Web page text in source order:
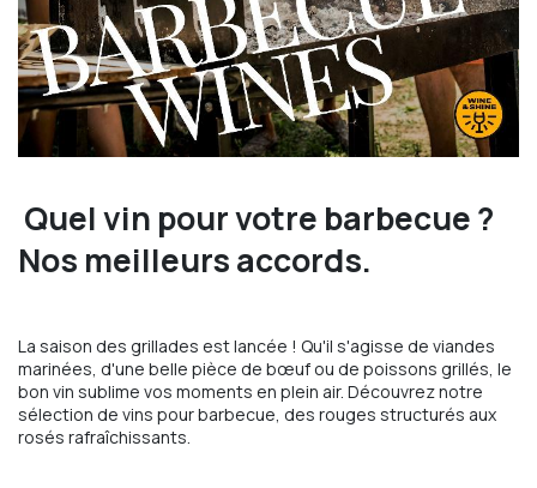
Quel vin pour votre barbecue ?
Nos meilleurs accords.
La saison des grillades est lancée ! Qu'il s'agisse de viandes
marinées, d'une belle pièce de bœuf ou de poissons grillés, le
bon vin sublime vos moments en plein air. Découvrez notre
sélection de vins pour barbecue, des rouges structurés aux
rosés rafraîchissants.